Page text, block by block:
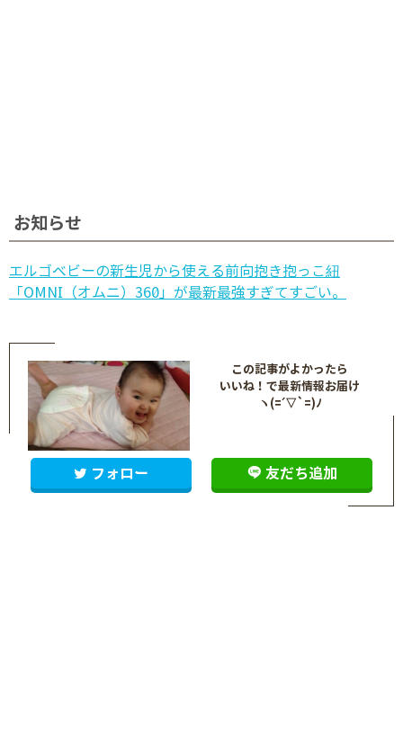
お知らせ
エルゴベビーの新生児から使える前向抱き抱っこ紐
「OMNI（オムニ）360」が最新最強すぎてすごい。
この記事がよかったら
いいね！で最新情報お届け
ヽ(=´▽`=)ﾉ
フォロー 友だち追加